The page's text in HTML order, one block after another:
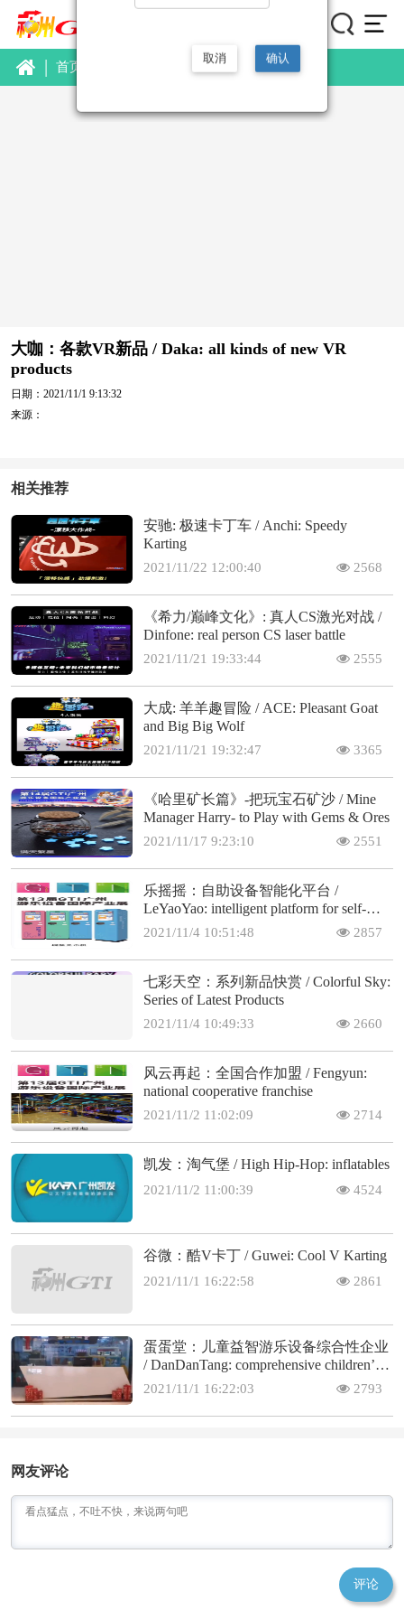
| 首页 新品视频
大咖：各款VR新品 / Daka: all kinds of new VR
products
日期：2021/11/1 9:13:32
来源：
相关推荐
安驰: 极速卡丁车 / Anchi: Speedy
Karting
2021/11/22 12:00:40 2568
《希力/巅峰文化》: 真人CS激光对战 /
Dinfone: real person CS laser battle
2021/11/21 19:33:44 2555
大成: 羊羊趣冒险 / ACE: Pleasant Goat
and Big Big Wolf
2021/11/21 19:32:47 3365
《哈里矿长篇》-把玩宝石矿沙 / Mine
Manager Harry- to Play with Gems & Ores
2021/11/17 9:23:10 2551
乐摇摇：自助设备智能化平台 /
LeYaoYao: intelligent platform for self-
service machines
2021/11/4 10:51:48 2857
七彩天空：系列新品快赏 / Colorful Sky:
Series of Latest Products
2021/11/4 10:49:33 2660
风云再起：全国合作加盟 / Fengyun:
national cooperative franchise
2021/11/2 11:02:09 2714
凯发：淘气堡 / High Hip-Hop: inflatables
2021/11/2 11:00:39 4524
谷微：酷V卡丁 / Guwei: Cool V Karting
2021/11/1 16:22:58 2861
蛋蛋堂：儿童益智游乐设备综合性企业
/ DanDanTang: comprehensive children’s
educational amusement
2021/11/1 16:22:03 2793
网友评论
评论
取消 确认